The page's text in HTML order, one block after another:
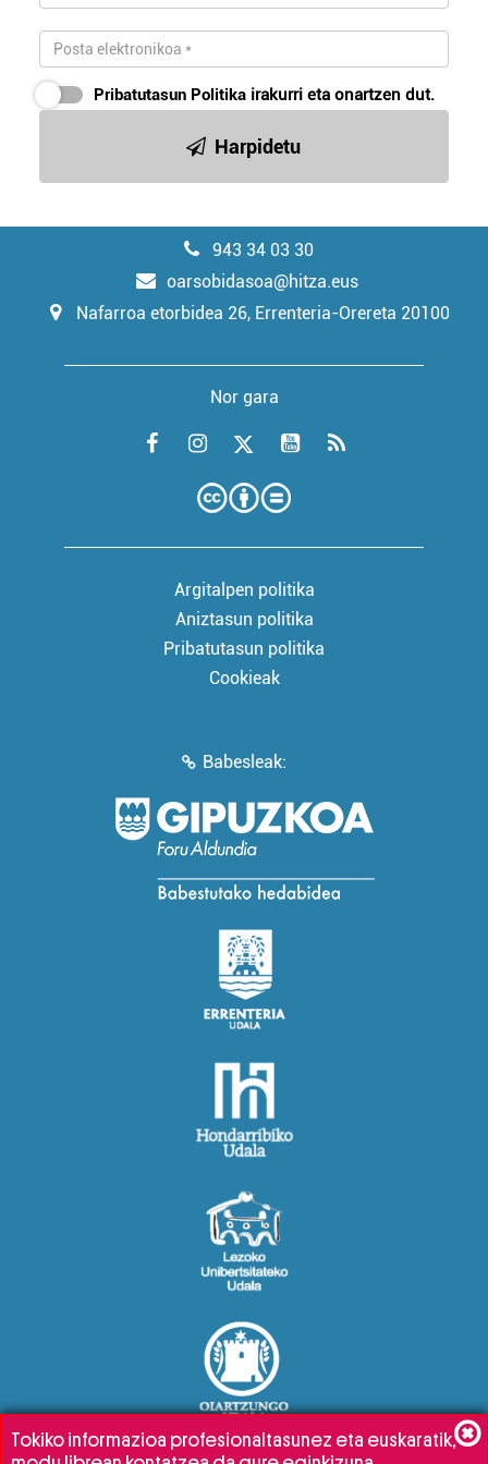
Pribatutasun Politika irakurri eta onartzen dut.
Harpidetu
943 34 03 30
oarsobidasoa@hitza.eus
Nafarroa etorbidea 26, Errenteria-Orereta 20100
Nor gara
Argitalpen politika
Aniztasun politika
Pribatutasun politika
Cookieak
Babesleak:
Tokiko informazioa profesionaltasunez eta euskaratik,